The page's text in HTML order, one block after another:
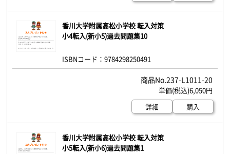
香川大学附属高松小学校 転入対策
小4転入(新小5)過去問題集10
ISBNコード：9784298250491
237-L1011-20
6,050円
詳細
購入
香川大学附属高松小学校 転入対策
小5転入(新小6)過去問題集1